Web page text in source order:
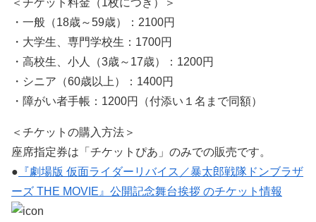
・一般（18歳～59歳）：2100円
・大学生、専門学校生：1700円
・高校生、小人（3歳～17歳）：1200円
・シニア（60歳以上）：1400円
・障がい者手帳：1200円（付添い１名まで同額）
＜チケットの購入方法＞
座席指定券は「チケットぴあ」のみでの販売です。
● 『劇場版 仮面ライダーリバイス／暴太郎戦隊ドンブラザ
ーズ THE MOVIE』公開記念舞台挨拶 のチケット情報